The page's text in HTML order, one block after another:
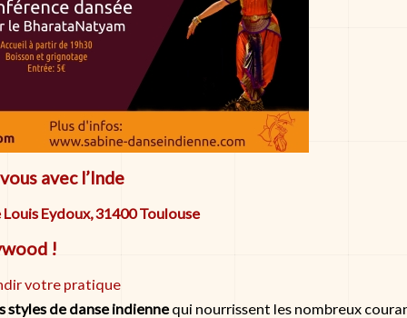
avec l’Inde
Eydoux, 31400 Toulouse
!
votre pratique
de danse indienne qui nourrissent les nombreux